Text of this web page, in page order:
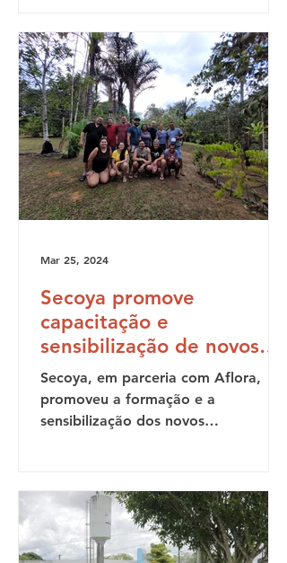
Secoya promove
capacitação e
sensibilização de novos
colaboradores
Secoya, em parceria com Aflora,
promoveu a formação e a
sensibilização dos novos
Mar 25, 2024